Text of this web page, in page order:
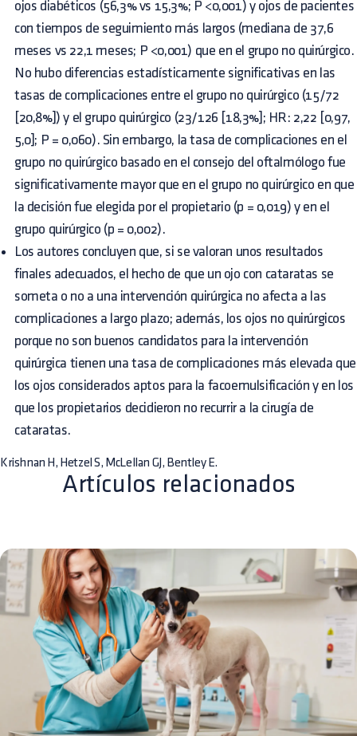
ojos diabéticos (56,3% vs 15,3%; P <0,001) y ojos de pacientes
con tiempos de seguimiento más largos (mediana de 37,6
meses vs 22,1 meses; P <0,001) que en el grupo no quirúrgico.
No hubo diferencias estadísticamente significativas en las
tasas de complicaciones entre el grupo no quirúrgico (15/72
[20,8%]) y el grupo quirúrgico (23/126 [18,3%]; HR: 2,22 [0,97,
5,0]; P = 0,060). Sin embargo, la tasa de complicaciones en el
grupo no quirúrgico basado en el consejo del oftalmólogo fue
significativamente mayor que en el grupo no quirúrgico en que
la decisión fue elegida por el propietario (p = 0,019) y en el
grupo quirúrgico (p = 0,002).
Los autores concluyen que, si se valoran unos resultados
finales adecuados, el hecho de que un ojo con cataratas se
someta o no a una intervención quirúrgica no afecta a las
complicaciones a largo plazo; además, los ojos no quirúrgicos
porque no son buenos candidatos para la intervención
quirúrgica tienen una tasa de complicaciones más elevada que
los ojos considerados aptos para la facoemulsificación y en los
que los propietarios decidieron no recurrir a la cirugía de
cataratas.
Krishnan H, Hetzel S, McLellan GJ, Bentley E.
Artículos relacionados